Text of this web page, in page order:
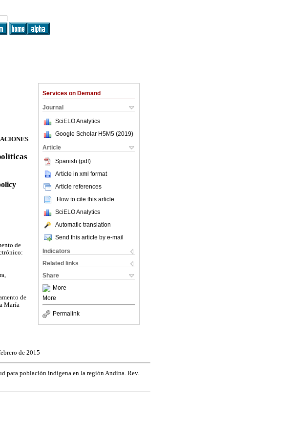
Services on Demand
Journal
SciELO Analytics
Google Scholar H5M5 (2019)
Article
Spanish (pdf)
Article in xml format
Article references
How to cite this article
SciELO Analytics
Automatic translation
Send this article by e-mail
Indicators
Related links
Share
More
More
Permalink
de
de
María
de 2015
para población indígena en la región Andina. Rev.